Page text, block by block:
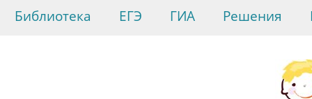
Библиотека ЕГЭ ГИА Решения